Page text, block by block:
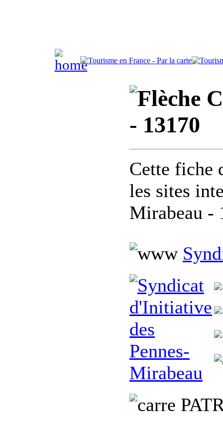
- 13170
Cette fiche
les sites
Mirabeau -